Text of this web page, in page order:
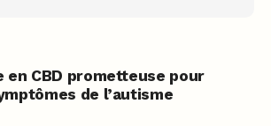
en CBD prometteuse pour
de l’autisme